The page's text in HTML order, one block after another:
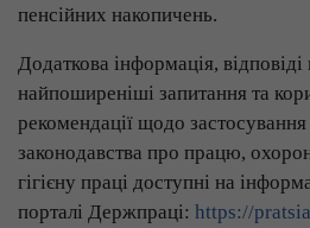
пенсійних накопичень.
Додаткова інформація, відповіді
найпоширеніші запитання та
рекомендації щодо застосування
законодавства про працю,
гігієну праці доступні на
порталі Держпраці: https://